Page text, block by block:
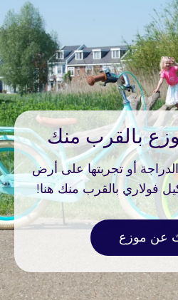
بالقرب منك
أو تجربتها على أرض
فولاري بالقرب منك هنا!
عن موزع
Language
Dutch
Currency
Euro
SHOP